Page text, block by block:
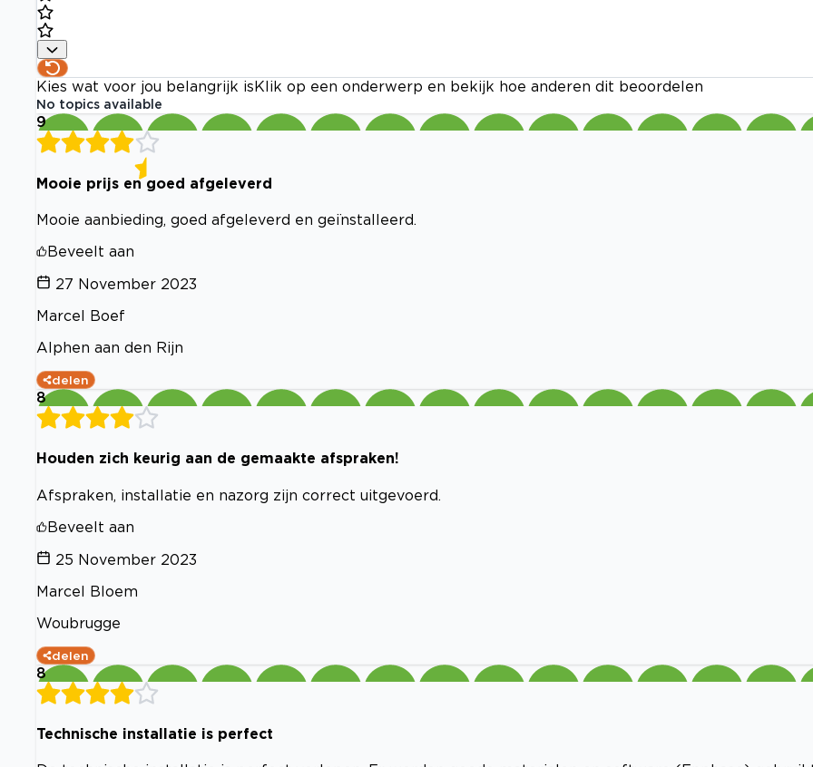
Kies wat voor jou belangrijk is Klik op een onderwerp en bekijk hoe anderen dit beoordelen
No topics available
9
Mooie prijs en goed afgeleverd
Mooie aanbieding, goed afgeleverd en geïnstalleerd.
Beveelt aan
27 November 2023
Marcel Boef
Alphen aan den Rijn
delen
8
Houden zich keurig aan de gemaakte afspraken!
Afspraken, installatie en nazorg zijn correct uitgevoerd.
Beveelt aan
25 November 2023
Marcel Bloem
Woubrugge
delen
8
Technische installatie is perfect